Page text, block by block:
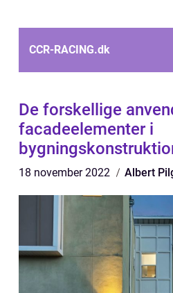
CCR-RACING.dk
De forskellige
facadeelementer i
18 november 2022 Albert